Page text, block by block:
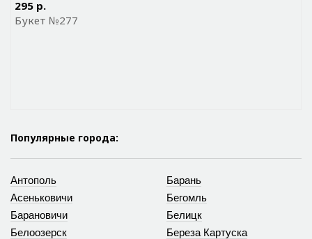
295 р.
Букет №277
Популярные города:
Антополь
Асеньковичи
Барановичи
Барань
Бегомль
Белицк
Белоозерск
Береза Картуска